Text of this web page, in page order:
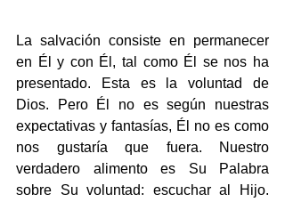
La salvación consiste en permanecer
en Él y con Él, tal como Él se nos ha
presentado. Esta es la voluntad de
Dios. Pero Él no es según nuestras
expectativas y fantasías, Él no es como
nos gustaría que fuera. Nuestro
verdadero alimento es Su Palabra
sobre Su voluntad: escuchar al Hijo.